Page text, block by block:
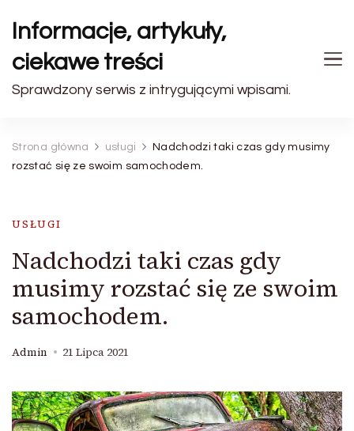
Informacje, artykuły,
ciekawe treści
Sprawdzony serwis z intrygującymi wpisami.
Strona główna usługi
Nadchodzi taki czas gdy musimy
rozstać się ze swoim samochodem.
USŁUGI
Nadchodzi taki czas gdy
musimy rozstać się ze swoim
samochodem.
Admin 21 Lipca 2021